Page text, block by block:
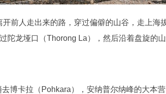
前人走出来的路，穿过偏僻的山谷，走上海
龙垭口（Thorong La），然后沿着盘旋的山
博卡拉（Pohkara），安纳普尔纳峰的大本